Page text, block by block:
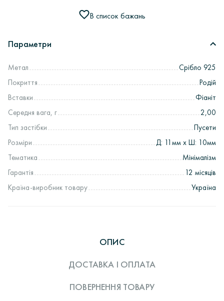
В список бажань
Параметри
Метал
Срібло 925
Покриття
Родій
Вставки
Фіаніт
Середня вага, г
2,00
Тип застібки
Пусети
Розміри
Д: 11мм х Ш: 10мм
Тематика
Мінімалізм
Гарантія
12 місяців
Країна-виробник товару
Україна
ОПИС
ДОСТАВКА І ОПЛАТА
ПОВЕРНЕННЯ ТОВАРУ